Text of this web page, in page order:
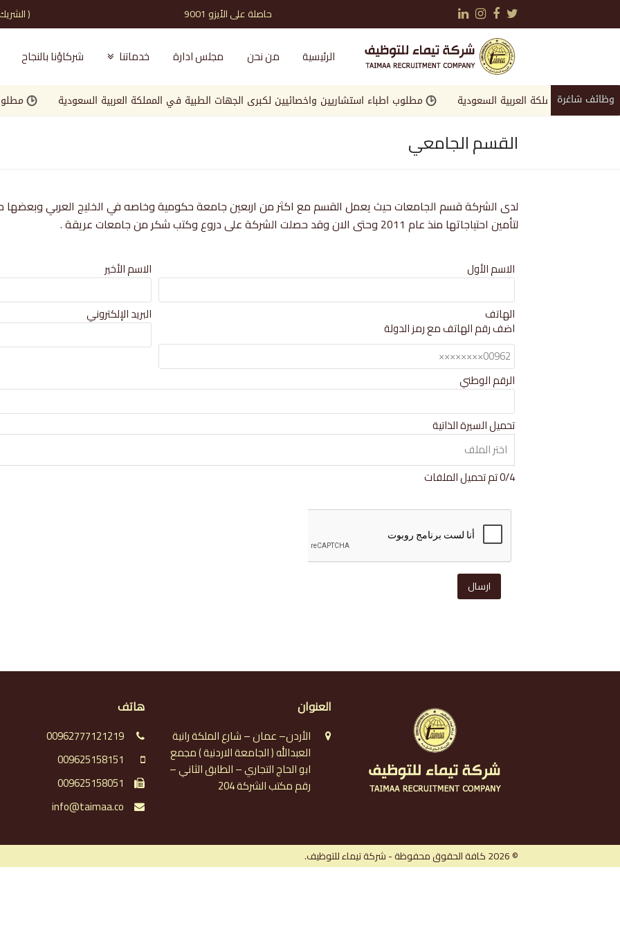
Twitter
Facebook
Instagram
LinkedIn حاصلة على الأيزو 9001 ( الشريك الذي تثق به )
الرئيسية من نحن مجلس ادارة خدماتنا شركاؤنا بالنجاح
وظائف شاغرة
في المملكة العربية السعودية مطلوب اطباء استشاريين واخصائيين لكبرى الجهات الطبية في المملكة العربية السعودية مطلوب
القسم الجامعي
لدى الشركة قسم الجامعات حيث يعمل القسم مع اكثر من اربعين جامعة حكومية وخاصه في الخليج العربي وبعضها
لتأمين احتياجاتها منذ عام 2011 وحتى الان وقد حصلت الشركة على دروع وكتب شكر من جامعات عريقة .
Leave
this
field
blank
الاسم الأول الاسم الأخير
الهاتف
اضف رقم الهاتف مع رمز الدولة
البريد الإلكتروني
الرقم الوطني
تحميل السيرة الذاتية
اختر الملف
0/4 تم تحميل الملفات
ارسال
العنوان
الأردن– عمان – شارع الملكة رانية
العبدالله ( الجامعة الاردنية ) مجمع
ابو الحاج التجاري – الطابق الثاني –
رقم مكتب الشركة 204
هاتف
00962777121219
009625158151
009625158051
info@taimaa.co
© 2026 كافة الحقوق محفوظة - شركة تيماء للتوظيف.